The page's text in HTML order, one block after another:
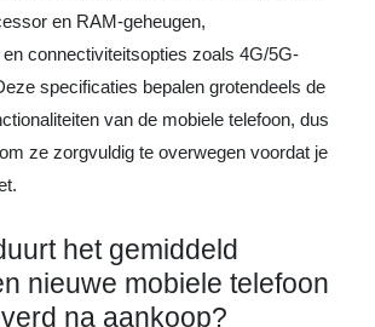
en RAM-geheugen,
connectiviteitsopties zoals 4G/5G-
specificaties bepalen grotendeels de
van de mobiele telefoon, dus
ze zorgvuldig te overwegen voordat je
het gemiddeld
nieuwe mobiele telefoon
na aankoop?